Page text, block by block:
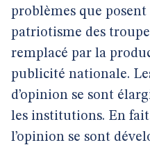
problèmes que
patriotisme des
remplacé par la
publicité nationale.
d’opinion se sont
les institutions. En
l’opinion se sont